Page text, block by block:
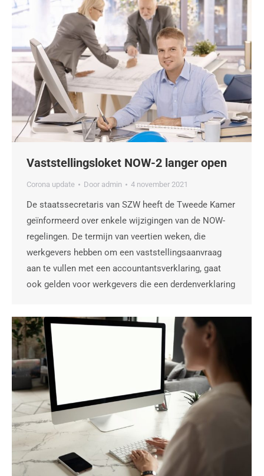
Vaststellingsloket NOW-2 langer open
Corona update Door admin 4 november 2021
De staatssecretaris van SZW heeft de Tweede Kamer
geïnformeerd over enkele wijzigingen van de NOW-
regelingen. De termijn van veertien weken, die
werkgevers hebben om een vaststellingsaanvraag
aan te vullen met een accountantsverklaring, gaat
ook gelden voor werkgevers die een derdenverklaring